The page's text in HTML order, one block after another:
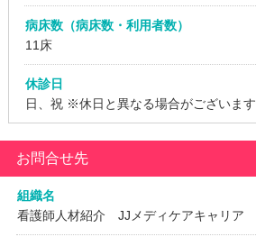
病床数（病床数・利用者数）
11床
休診日
日、祝 ※休日と異なる場合がございます
お問合せ先
組織名
看護師人材紹介 JJメディケアキャリア